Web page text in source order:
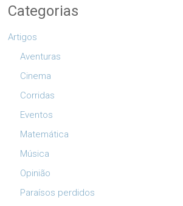
Categorias
Artigos
Aventuras
Cinema
Corridas
Eventos
Matemática
Música
Opinião
Paraísos perdidos